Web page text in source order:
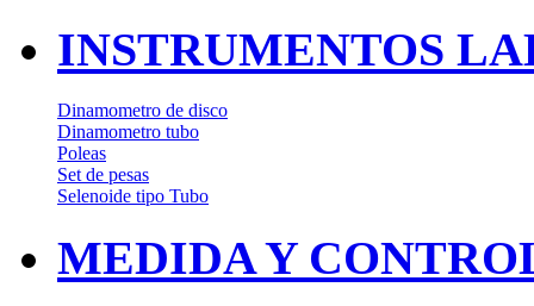
INSTRUMENTOS
Dinamometro de disco
Dinamometro tubo
Poleas
Set de pesas
Selenoide tipo Tubo
MEDIDA Y